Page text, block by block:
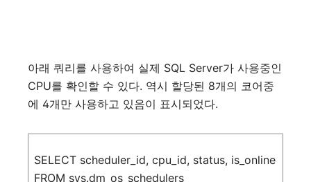
아래 쿼리를 사용하여 실제 SQL Server가 사용중인
CPU를 확인할 수 있다. 역시 할당된 8개의 코어중
에 4개만 사용하고 있음이 표시되었다.
SELECT scheduler_id, cpu_id, status, is_online
FROM sys.dm_os_schedulers